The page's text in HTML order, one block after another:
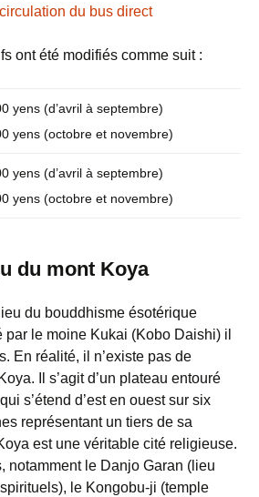
du bus direct
ont été modifiés comme suit :
yens (d’avril à septembre)
yens (octobre et novembre)
yens (d’avril à septembre)
yens (octobre et novembre)
du mont Koya
du bouddhisme ésotérique
par le moine Kukai (Kobo Daishi) il
En réalité, il n’existe pas de
Il s’agit d’un plateau entouré
s’étend d’est en ouest sur six
représentant un tiers de sa
est une véritable cité religieuse.
notamment le Danjo Garan (lieu
le Kongobu-ji (temple